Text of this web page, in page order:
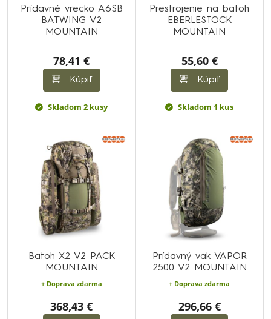
Prídavné vrecko A6SB
BATWING V2
MOUNTAIN
78,41 €
Kúpiť
Skladom 2 kusy
Prestrojenie na batoh
EBERLESTOCK
MOUNTAIN
55,60 €
Kúpiť
Skladom 1 kus
Batoh X2 V2 PACK
MOUNTAIN
+ Doprava zdarma
368,43 €
Prídavný vak VAPOR
2500 V2 MOUNTAIN
+ Doprava zdarma
296,66 €